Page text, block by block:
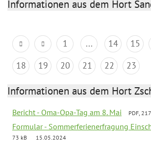
Informationen aus dem Hort
1 ... 14 15
18
19 20 21 22 23
Informationen aus dem Hort
Bericht - Oma-Opa-Tag am 8. Mai PDF,
Formular - Sommerferienerfragung
73 kB
15.05.2024